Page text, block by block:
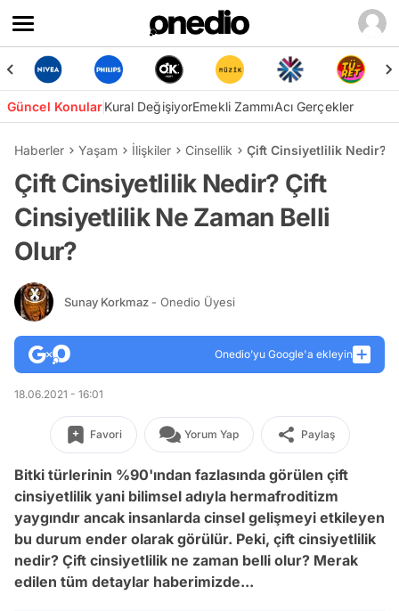
Güncel KonularKural DeğişiyorEmekli ZammıAcı Gerçekler
Haberler Yaşam İlişkiler Cinsellik Çift Cinsiyetlilik Nedir?
Çift Cinsiyetlilik Nedir? Çift
Cinsiyetlilik Ne Zaman Belli
Olur?
Sunay Korkmaz - Onedio Üyesi
Onedio’yu Google'a ekleyin
18.06.2021 - 16:01
Favori Yorum Yap Paylaş
Bitki türlerinin %90'ından fazlasında görülen çift
cinsiyetlilik yani bilimsel adıyla hermafroditizm
yaygındır ancak insanlarda cinsel gelişmeyi etkileyen
bu durum ender olarak görülür. Peki, çift cinsiyetlilik
nedir? Çift cinsiyetlilik ne zaman belli olur? Merak
edilen tüm detaylar haberimizde...